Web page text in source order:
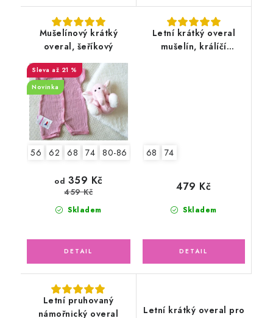
Mušelínový krátký
overal, šeříkový
až 21 %
Novinka
56 62 68 74 80-86 92-98 2.jakost v.62
Skladem
od 359 Kč
459 Kč
Letní krátký overal
mušelín, králíčí
68 74
Skladem
479 Kč
Letní pruhovaný
námořnický overal
Letní krátký overal pro